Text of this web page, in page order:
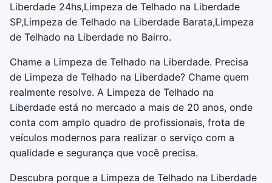
Liberdade 24hs,Limpeza de Telhado na Liberdade
SP,Limpeza de Telhado na Liberdade Barata,Limpeza
de Telhado na Liberdade no Bairro.
Chame a Limpeza de Telhado na Liberdade. Precisa
de Limpeza de Telhado na Liberdade? Chame quem
realmente resolve. A Limpeza de Telhado na
Liberdade está no mercado a mais de 20 anos, onde
conta com amplo quadro de profissionais, frota de
veículos modernos para realizar o serviço com a
qualidade e segurança que você precisa.
Descubra porque a Limpeza de Telhado na Liberdade